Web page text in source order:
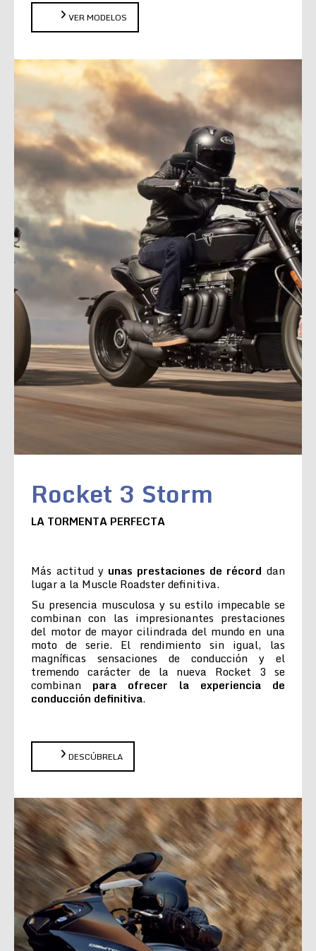
VER MODELOS
Rocket 3 Storm
LA TORMENTA PERFECTA
Más actitud y unas prestaciones de récord dan
lugar a la Muscle Roadster definitiva.
Su presencia musculosa y su estilo impecable se
combinan con las impresionantes prestaciones
del motor de mayor cilindrada del mundo en una
moto de serie. El rendimiento sin igual, las
magníficas sensaciones de conducción y el
tremendo carácter de la nueva Rocket 3 se
combinan para ofrecer la experiencia de
conducción definitiva.
DESCÚBRELA